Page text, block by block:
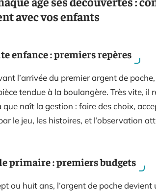
avec vos enfants
enfance : premiers repères
l’arrivée du premier argent de
tendue à la boulangère. Très vite, il
que naît la gestion : faire des choix,
le jeu, les histoires, et l’observation
primaire : premiers budgets
ou huit ans, l’argent de poche